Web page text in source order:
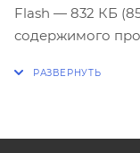
Flash — 832 КБ
содержимого